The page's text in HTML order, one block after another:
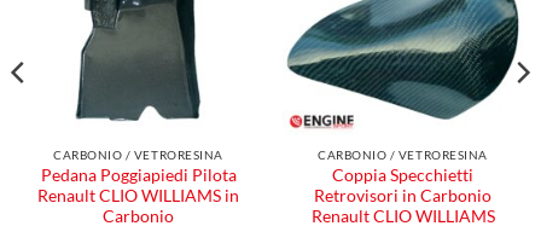
Aggiungi
alla lista
desideri
CARBONIO / VETRORESINA
Pedana Poggiapiedi Pilota
Renault CLIO WILLIAMS in
Carbonio
Aggiungi
alla lista
dei
desideri
CARBONIO / VETRORESINA
Coppia Specchietti
Retrovisori in Carbonio
Renault CLIO WILLIAMS